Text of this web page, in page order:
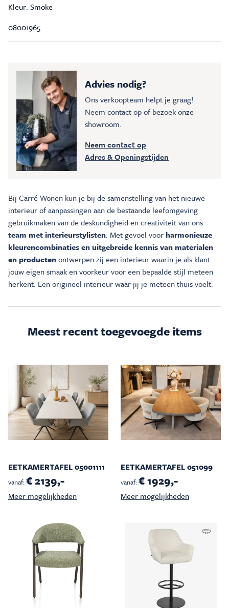
Kleur: Smoke
08001965
Advies nodig?
Ons verkoopteam helpt je graag!
Neem contact op of bezoek onze
showroom.
Neem contact op
Adres & Openingstijden
Bij Carré Wonen kun je bij de samenstelling van het nieuwe
interieur of aanpassingen aan de bestaande leefomgeving
gebruikmaken van de deskundigheid en creativiteit van ons
team met interieurstylisten. Met gevoel voorharmonieuze
kleurencombinaties en uitgebreide kennis van materialen
en productenontwerpen zij een interieur waarin je als klant
jouw eigen smaak en voorkeur voor een bepaalde stijl meteen
herkent. Een origineel interieur waar jij je meteen thuis voelt.
Meest recent toegevoegde items
EETKAMERTAFEL 05001111
vanaf:€ 2139,-
Meer mogelijkheden
EETKAMERTAFEL 051099
vanaf:€ 1929,-
Meer mogelijkheden